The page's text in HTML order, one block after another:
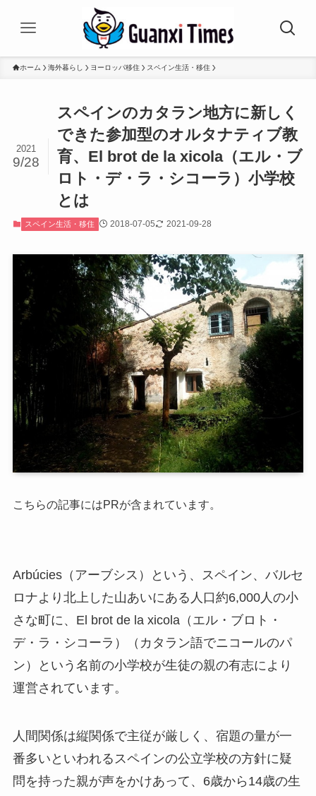
ホーム 海外暮らし ヨーロッパ移住 スペイン生活・移住
スペインのカタラン地方に新しく
できた参加型のオルタナティブ教
育、El brot de la xicola（エル・ブ
ロト・デ・ラ・シコーラ）小学校
とは
2021
9/28
スペイン生活・移住 2018-07-05 2021-09-28
こちらの記事にはPRが含まれています。
Arbúcies（アーブシス）という、スペイン、バルセ
ロナより北上した山あいにある人口約6,000人の小
さな町に、El brot de la xicola（エル・ブロト・
デ・ラ・シコーラ）（カタラン語でニコールのパ
ン）という名前の小学校が生徒の親の有志により
運営されています。
人間関係は縦関係で主従が厳しく、宿題の量が一
番多いといわれるスペインの公立学校の方針に疑
問を持った親が声をかけあって、6歳から14歳の生